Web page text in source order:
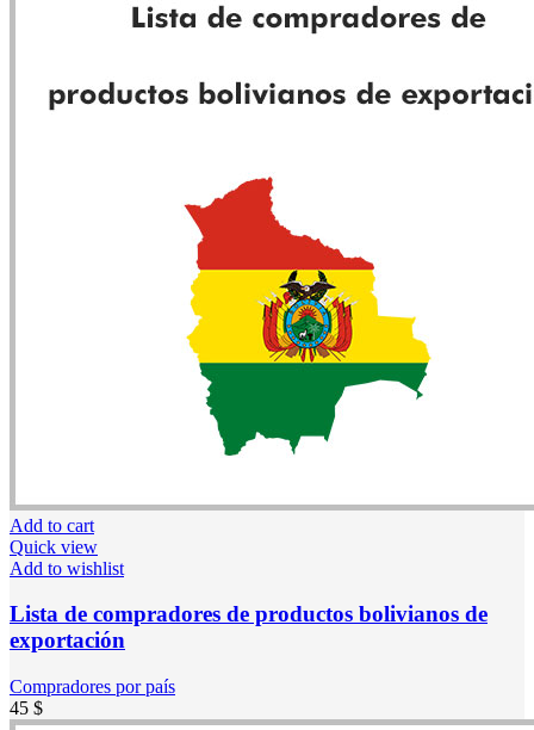
Add to cart
Quick view
Add to wishlist
Lista de compradores de productos bolivianos de
exportación
Compradores por país
45 $